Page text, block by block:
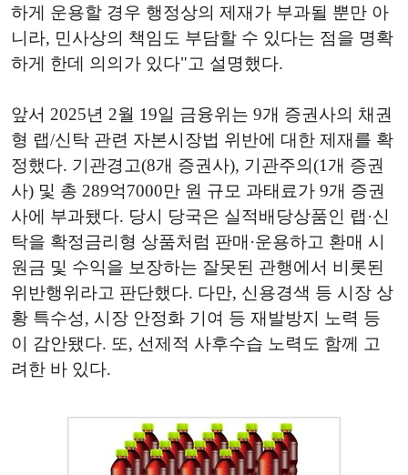
하게 운용할 경우 행정상의 제재가 부과될 뿐만 아
니라, 민사상의 책임도 부담할 수 있다는 점을 명확
하게 한데 의의가 있다"고 설명했다.
앞서 2025년 2월 19일 금융위는 9개 증권사의 채권
형 랩/신탁 관련 자본시장법 위반에 대한 제재를 확
정했다. 기관경고(8개 증권사), 기관주의(1개 증권
사) 및 총 289억7000만 원 규모 과태료가 9개 증권
사에 부과됐다. 당시 당국은 실적배당상품인 랩·신
탁을 확정금리형 상품처럼 판매·운용하고 환매 시
원금 및 수익을 보장하는 잘못된 관행에서 비롯된
위반행위라고 판단했다. 다만, 신용경색 등 시장 상
황 특수성, 시장 안정화 기여 등 재발방지 노력 등
이 감안됐다. 또, 선제적 사후수습 노력도 함께 고
려한 바 있다.